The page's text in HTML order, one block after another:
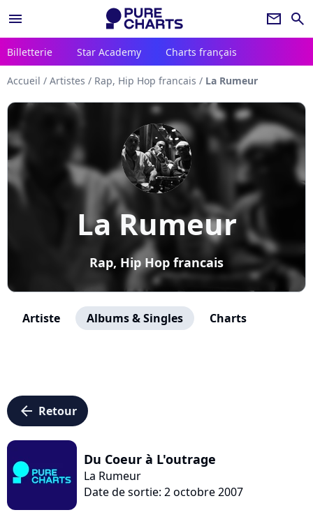
menu newsletter search
Billetterie Star Academy Charts français
Accueil / Artistes / Rap, Hip Hop francais / La Rumeur
La Rumeur
Rap, Hip Hop francais
Artiste Albums & Singles Charts
arrow_left Retour
Du Coeur à L'outrage
La Rumeur
Date de sortie: 2 octobre 2007